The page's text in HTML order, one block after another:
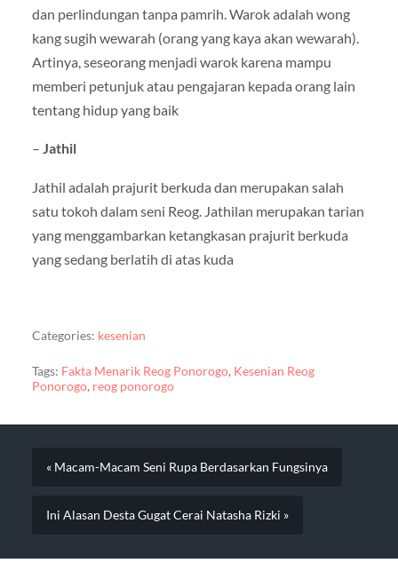
dan perlindungan tanpa pamrih. Warok adalah wong
kang sugih wewarah (orang yang kaya akan wewarah).
Artinya, seseorang menjadi warok karena mampu
memberi petunjuk atau pengajaran kepada orang lain
tentang hidup yang baik
– Jathil
Jathil adalah prajurit berkuda dan merupakan salah
satu tokoh dalam seni Reog. Jathilan merupakan tarian
yang menggambarkan ketangkasan prajurit berkuda
yang sedang berlatih di atas kuda
Categories: kesenian
Tags: Fakta Menarik Reog Ponorogo, Kesenian Reog
Ponorogo, reog ponorogo
« Macam-Macam Seni Rupa Berdasarkan Fungsinya
Ini Alasan Desta Gugat Cerai Natasha Rizki »